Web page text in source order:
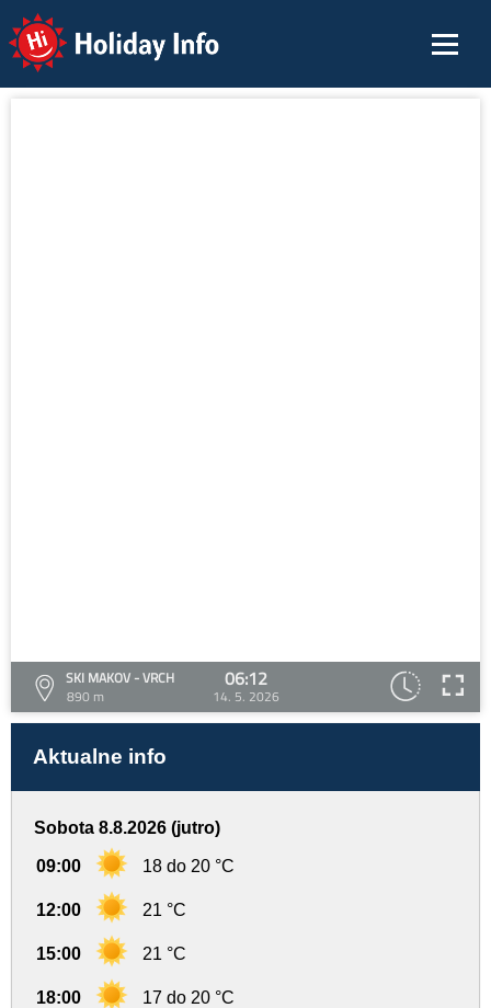
Holiday Info
SKI MAKOV - VRCH
890 m
06:12
14. 5. 2026
Aktualne info
Sobota 8.8.2026 (jutro)
09:00 18 do 20 °C
12:00 21 °C
15:00 21 °C
18:00 17 do 20 °C